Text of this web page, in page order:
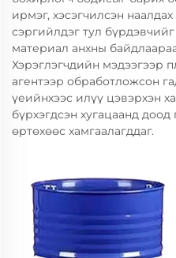
ирмэг, хэсэгчилсэн
сэргийлдэг тул
материал анхны
Хэрэглэгчдийн мэдээгээр
агентээр обработложсон
үеийнхээс илүү цэвэрхэн
бүрхэгдсэн хугацаанд
өртөхөөс хамгаалагддаг.